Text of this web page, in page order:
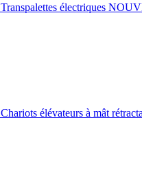
Transpalettes électriques
Chariots élévateurs à mât